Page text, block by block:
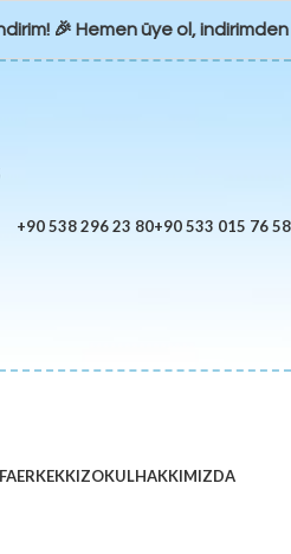
🎉 Hemen üye ol,
+90 538 296 23 80+90 533 015 76 58
ERKEKKIZOKULHAKKIMIZDA